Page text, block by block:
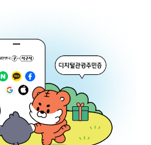
지역번호
유관기관